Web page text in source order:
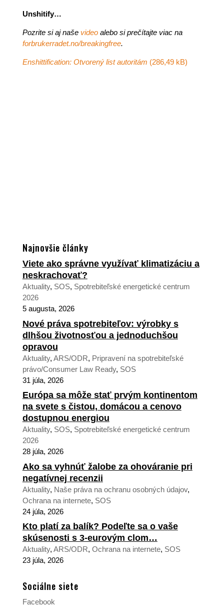
Unshitify…
Pozrite si aj naše videoalebo si prečítajte viac na
forbrukerradet.no/breakingfree.
Enshittification: Otvorený list autoritám
Najnovšie články
Viete ako správne využívať klimatizáciu a
neskrachovať?
Aktuality, SOS, Spotrebiteľské energetické centrum
2026
5 augusta, 2026
Nové práva spotrebiteľov: výrobky s
dlhšou životnosťou a jednoduchšou
opravou
Aktuality, ARS/ODR, Pripravení na spotrebiteľské
právo/Consumer Law Ready, SOS
31 júla, 2026
Európa sa môže stať prvým kontinentom
na svete s čistou, domácou a cenovo
dostupnou energiou
Aktuality, SOS, Spotrebiteľské energetické centrum
2026
28 júla, 2026
Ako sa vyhnúť žalobe za ohováranie pri
negatívnej recenzii
Aktuality, Naše práva na ochranu osobných údajov,
Ochrana na internete, SOS
24 júla, 2026
Kto platí za balík? Podeľte sa o vaše
skúsenosti s 3-eurovým clom…
Aktuality, ARS/ODR, Ochrana na internete, SOS
23 júla, 2026
Sociálne siete
Facebook